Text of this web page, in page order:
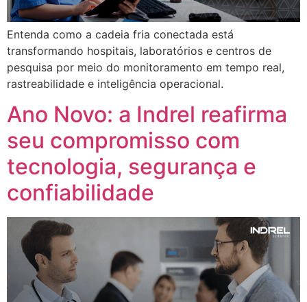
Entenda como a cadeia fria conectada está
transformando hospitais, laboratórios e centros de
pesquisa por meio do monitoramento em tempo real,
rastreabilidade e inteligência operacional.
Ano Novo: a Indrel reafirma
seu compromisso com
tecnologia, segurança e
confiabilidade